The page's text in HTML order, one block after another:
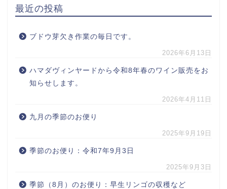
最近の投稿
ブドウ芽欠き作業の毎日です。
2026年6月13日
ハマダヴィンヤードから令和8年春のワイン販売をお
知らせします。
2026年4月11日
九月の季節のお便り
2025年9月19日
季節のお便り：令和7年9月3日
2025年9月3日
季節（8月）のお便り：早生リンゴの収穫など